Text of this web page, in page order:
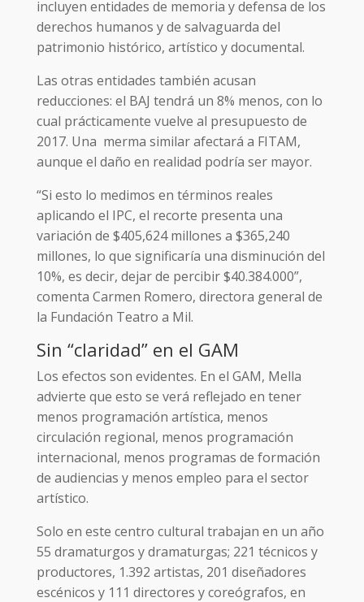
incluyen entidades de memoria y defensa de los
derechos humanos y de salvaguarda del
patrimonio histórico, artístico y documental.
Las otras entidades también acusan
reducciones: el BAJ tendrá un 8% menos, con lo
cual prácticamente vuelve al presupuesto de
2017. Una merma similar afectará a FITAM,
aunque el daño en realidad podría ser mayor.
“Si esto lo medimos en términos reales
aplicando el IPC, el recorte presenta una
variación de $405,624 millones a $365,240
millones, lo que significaría una disminución del
10%, es decir, dejar de percibir $40.384.000”,
comenta Carmen Romero, directora general de
la Fundación Teatro a Mil.
Sin “claridad” en el GAM
Los efectos son evidentes. En el GAM, Mella
advierte que esto se verá reflejado en tener
menos programación artística, menos
circulación regional, menos programación
internacional, menos programas de formación
de audiencias y menos empleo para el sector
artístico.
Solo en este centro cultural trabajan en un año
55 dramaturgos y dramaturgas; 221 técnicos y
productores, 1.392 artistas, 201 diseñadores
escénicos y 111 directores y coreógrafos, en